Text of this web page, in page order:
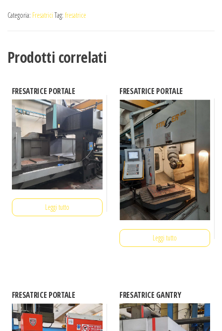
Categoria: Fresatrici Tag: fresatrice
Prodotti correlati
FRESATRICE PORTALE
Leggi tutto
FRESATRICE PORTALE
Leggi tutto
FRESATRICE PORTALE FRESATRICE GANTRY